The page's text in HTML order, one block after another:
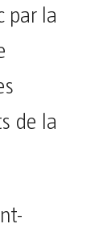
par la
de la